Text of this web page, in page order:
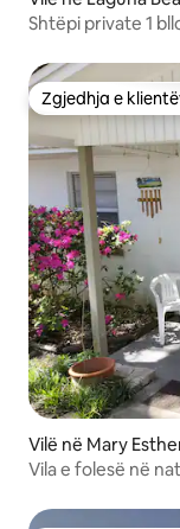
Shtëpi private 1
Zgjedhja e
Zgjedhja e
Vilë në Mary
Vila e folesë në